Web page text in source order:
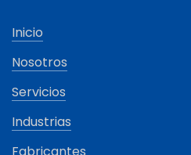
Inicio
Nosotros
Servicios
Industrias